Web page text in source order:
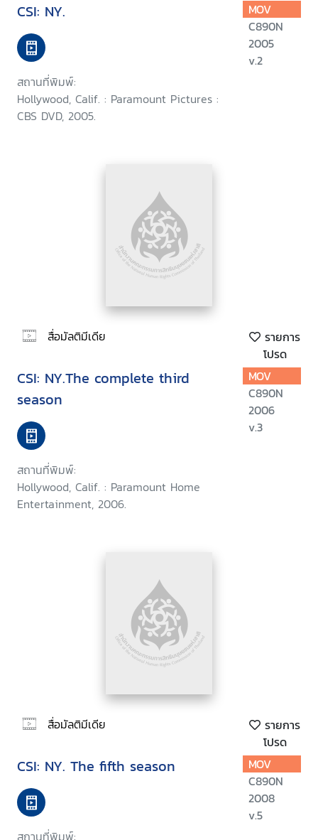
CSI: NY.
สถานที่พิมพ์:
Hollywood, Calif. : Paramount Pictures :
CBS DVD, 2005.
MOV
C890N
2005
v.2
สื่อมัลติมีเดีย
รายการ
โปรด
CSI: NY.The complete third
season
สถานที่พิมพ์:
Hollywood, Calif. : Paramount Home
Entertainment, 2006.
MOV
C890N
2006
v.3
สื่อมัลติมีเดีย
รายการ
โปรด
CSI: NY. The fifth season
MOV
C890N
2008
v.5